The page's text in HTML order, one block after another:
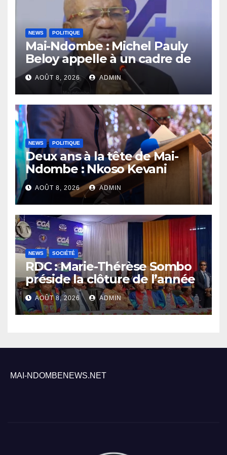
NEWS POLITIQUE
Mai-Ndombe : Michel Pauly
Beloy appelle à un cadre de
concertation avant la tenue
du dialogue inclusif
AOÛT 8, 2026 ADMIN
NEWS POLITIQUE
Deux ans à la tête de Mai-
Ndombe : Nkoso Kevani
défend son bilan et fait de la
sécurité sa priorité
AOÛT 8, 2026 ADMIN
NEWS SOCIÉTÉ
RDC : Marie-Thérèse Sombo
préside la clôture de l’année
académique 2025-2026 à
l’UNIKIN
AOÛT 8, 2026 ADMIN
MAI-NDOMBENEWS.NET